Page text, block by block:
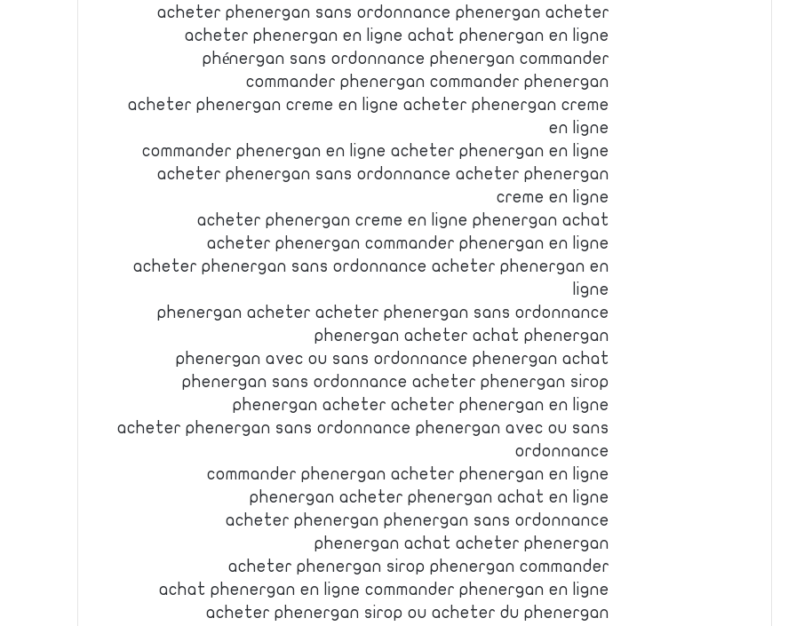
acheter phenergan sans ordonnance phenergan acheter
acheter phenergan en ligne achat phenergan en ligne
phénergan sans ordonnance phenergan commander
commander phenergan commander phenergan
acheter phenergan creme en ligne acheter phenergan creme
en ligne
commander phenergan en ligne acheter phenergan en ligne
acheter phenergan sans ordonnance acheter phenergan
creme en ligne
acheter phenergan creme en ligne phenergan achat
acheter phenergan commander phenergan en ligne
acheter phenergan sans ordonnance acheter phenergan en
ligne
phenergan acheter acheter phenergan sans ordonnance
phenergan acheter achat phenergan
phenergan avec ou sans ordonnance phenergan achat
phenergan sans ordonnance acheter phenergan sirop
phenergan acheter acheter phenergan en ligne
acheter phenergan sans ordonnance phenergan avec ou sans
ordonnance
commander phenergan acheter phenergan en ligne
phenergan acheter phenergan achat en ligne
acheter phenergan phenergan sans ordonnance
phenergan achat acheter phenergan
acheter phenergan sirop phenergan commander
achat phenergan en ligne commander phenergan en ligne
acheter phenergan sirop ou acheter du phenergan